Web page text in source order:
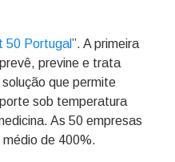
50 Portugal”. A primeira
previne e trata
que permite
sob temperatura
As 50 empresas
médio de 400%.